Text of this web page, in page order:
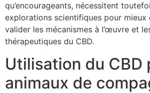
qu’encourageants, nécessitent
explorations scientifiques pour mieux
valider les mécanismes à l’œuvre et
thérapeutiques du CBD.
Utilisation du CBD
animaux de